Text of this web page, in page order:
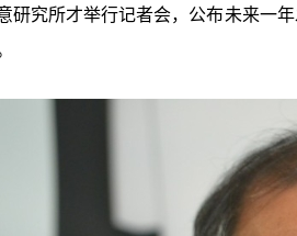
研究所才举行记者会，公布未来一